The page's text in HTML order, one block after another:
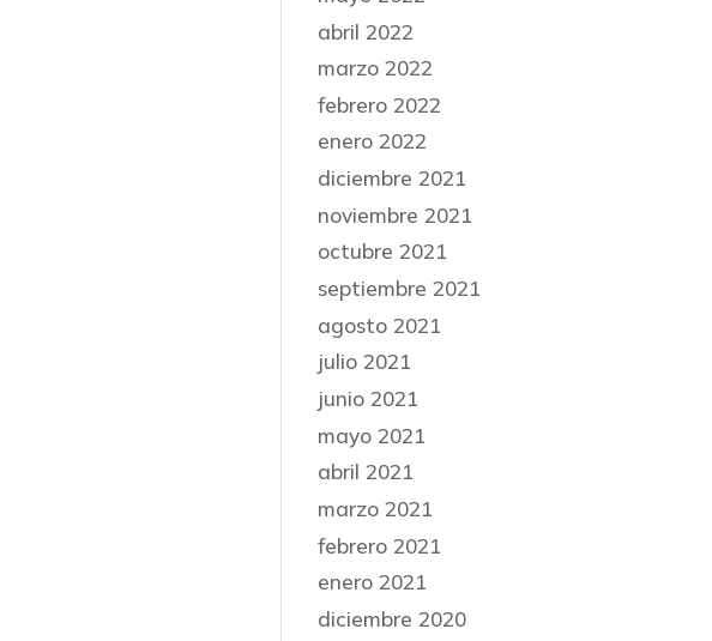
abril 2022
marzo 2022
febrero 2022
enero 2022
diciembre 2021
noviembre 2021
octubre 2021
septiembre 2021
agosto 2021
julio 2021
junio 2021
mayo 2021
abril 2021
marzo 2021
febrero 2021
enero 2021
diciembre 2020